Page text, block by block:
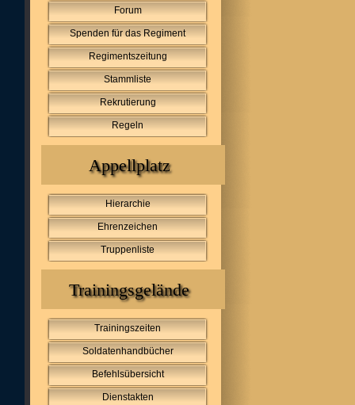
Forum
Spenden für das Regiment
Regimentszeitung
Stammliste
Rekrutierung
Regeln
Appellplatz
Hierarchie
Ehrenzeichen
Truppenliste
Trainingsgelände
Trainingszeiten
Soldatenhandbücher
Befehlsübersicht
Dienstakten